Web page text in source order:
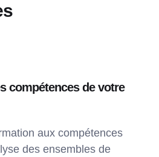
compétences de votre
aux compétences
des ensembles de